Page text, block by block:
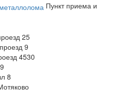
Пункт приема и
25
9
4530
8